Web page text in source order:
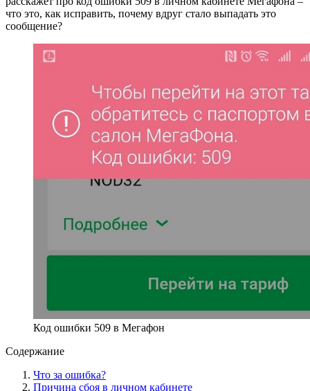
что это, как исправить, почему вдруг стало выпадать это
сообщение?
Код ошибки 509 в Мегафон
Содержание
Что за ошибка?
Причина сбоя в личном кабинете